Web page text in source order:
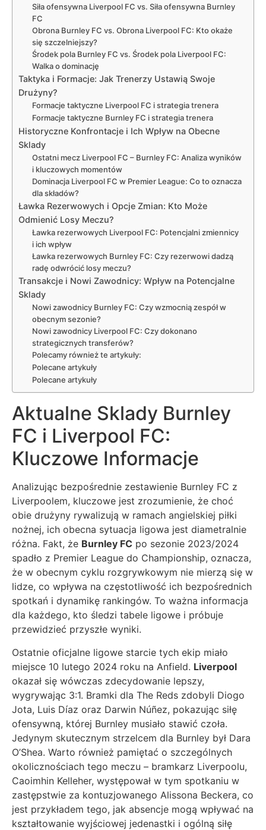
Siła ofensywna Liverpool FC vs. Siła ofensywna Burnley
FC
Obrona Burnley FC vs. Obrona Liverpool FC: Kto okaże
się szczelniejszy?
Środek pola Burnley FC vs. Środek pola Liverpool FC:
Walka o dominację
Taktyka i Formacje: Jak Trenerzy Ustawią Swoje
Drużyny?
Formacje taktyczne Liverpool FC i strategia trenera
Formacje taktyczne Burnley FC i strategia trenera
Historyczne Konfrontacje i Ich Wpływ na Obecne
Sklady
Ostatni mecz Liverpool FC – Burnley FC: Analiza wyników
i kluczowych momentów
Dominacja Liverpool FC w Premier League: Co to oznacza
dla składów?
Ławka Rezerwowych i Opcje Zmian: Kto Może
Odmienić Losy Meczu?
Ławka rezerwowych Liverpool FC: Potencjalni zmiennicy
i ich wpływ
Ławka rezerwowych Burnley FC: Czy rezerwowi dadzą
radę odwrócić losy meczu?
Transakcje i Nowi Zawodnicy: Wpływ na Potencjalne
Sklady
Nowi zawodnicy Burnley FC: Czy wzmocnią zespół w
obecnym sezonie?
Nowi zawodnicy Liverpool FC: Czy dokonano
strategicznych transferów?
Polecamy również te artykuły:
Polecane artykuły
Polecane artykuły
Aktualne Sklady Burnley
FC i Liverpool FC:
Kluczowe Informacje
Analizując bezpośrednie zestawienie Burnley FC z
Liverpoolem, kluczowe jest zrozumienie, że choć
obie drużyny rywalizują w ramach angielskiej piłki
nożnej, ich obecna sytuacja ligowa jest diametralnie
różna. Fakt, że Burnley FC po sezonie 2023/2024
spadło z Premier League do Championship, oznacza,
że w obecnym cyklu rozgrywkowym nie mierzą się w
lidze, co wpływa na częstotliwość ich bezpośrednich
spotkań i dynamikę rankingów. To ważna informacja
dla każdego, kto śledzi tabele ligowe i próbuje
przewidzieć przyszłe wyniki.
Ostatnie oficjalne ligowe starcie tych ekip miało
miejsce 10 lutego 2024 roku na Anfield. Liverpool
okazał się wówczas zdecydowanie lepszy,
wygrywając 3:1. Bramki dla The Reds zdobyli Diogo
Jota, Luis Díaz oraz Darwin Núñez, pokazując siłę
ofensywną, której Burnley musiało stawić czoła.
Jedynym skutecznym strzelcem dla Burnley był Dara
O’Shea. Warto również pamiętać o szczególnych
okolicznościach tego meczu – bramkarz Liverpoolu,
Caoimhin Kelleher, występował w tym spotkaniu w
zastępstwie za kontuzjowanego Alissona Beckera, co
jest przykładem tego, jak absencje mogą wpływać na
kształtowanie wyjściowej jedenastki i ogólną siłę